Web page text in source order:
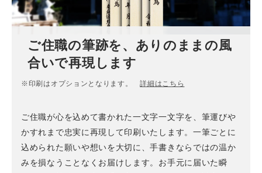
ご住職の筆跡を、ありのままの風
合いで再現します
※印刷はオプションとなります。詳細はこちら
ご住職が心を込めて書かれた一文字一文字を、筆運びや
かすれまで忠実に再現して印刷いたします。一筆ごとに
込められた願いや想いを大切に、手書きならではの温か
みを損なうことなくお届けします。お手元に届いた瞬